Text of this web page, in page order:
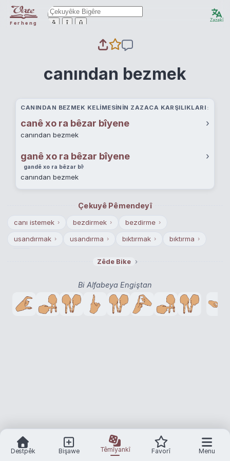
Ferheng ê î û Zazakî
canından bezmek
CANINDAN BEZMEK KELIMESININ ZAZACA KARŞILIKLARI
canê xo ra bêzar bîyene ›
canından bezmek
ganê xo ra bêzar bîyene ›
gandê xo ra bêzar bîyayene
canından bezmek
Çekuyê Pêmendeyî
canı istemek › bezdirmek › bezdirme ›
usandırmak › usandırma › bıktırmak › bıktırma ›
Zêde Bike ›
Bi Alfabeya Engiştan
Destpêk Bişawe Têmîyankî Favorî Menu